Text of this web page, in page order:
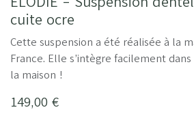
cuite ocre
Cette suspension a été réalisée à la
France. Elle s’intègre facilement
la maison !
149,00 €